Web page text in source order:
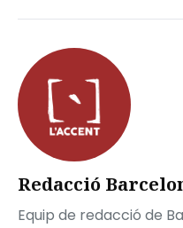
Redacció
Equip de redacció de